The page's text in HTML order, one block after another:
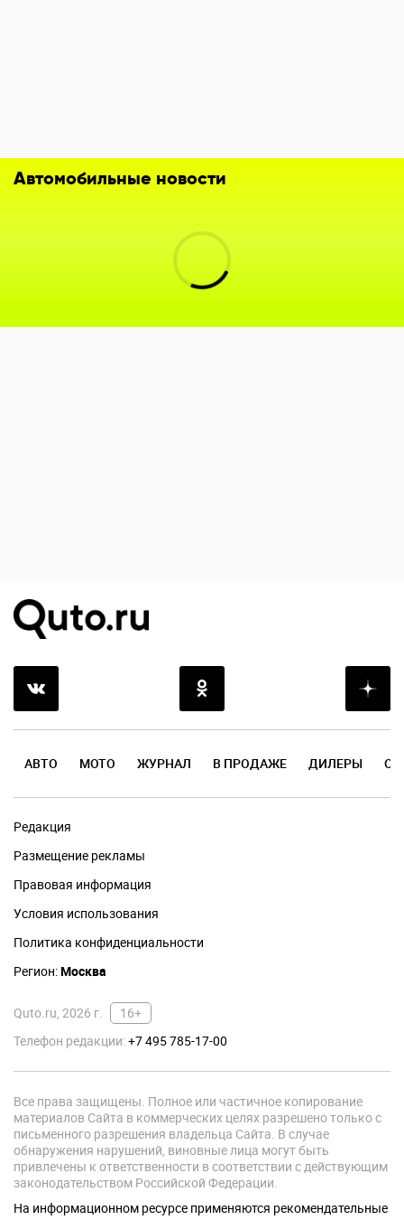
Автомобильные новости
АВТО МОТО ЖУРНАЛ В ПРОДАЖЕ ДИЛЕРЫ
Редакция
Размещение рекламы
Правовая информация
Условия использования
Политика конфиденциальности
Регион:Москва
Quto.ru, 2026 г.
16+
Телефон редакции:+7 495 785-17-00
Все права защищены. Полное или частичное копирование
материалов Сайта в коммерческих целях разрешено только с
письменного разрешения владельца Сайта. В случае
обнаружения нарушений, виновные лица могут быть
привлечены к ответственности в соответствии с действующим
законодательством Российской Федерации.
На информационном ресурсе применяются рекомендательные